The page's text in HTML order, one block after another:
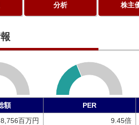
分析 株主
額
PER
8,756百万円
9.45倍